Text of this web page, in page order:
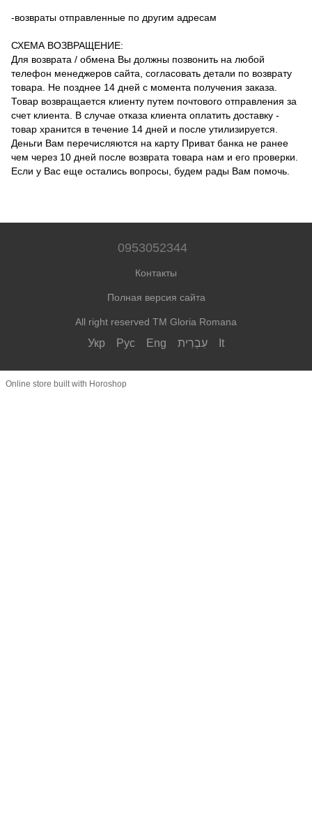
-возвраты отправленные по другим адресам
СХЕМА ВОЗВРАЩЕНИЕ:
Для возврата / обмена Вы должны позвонить на любой
телефон менеджеров сайта, согласовать детали по возврату
товара. Не позднее 14 дней с момента получения заказа.
Товар возвращается клиенту путем почтового отправления за
счет клиента. В случае отказа клиента оплатить доставку -
товар хранится в течение 14 дней и после утилизируется.
Деньги Вам перечисляются на карту Приват банка не ранее
чем через 10 дней после возврата товара нам и его проверки.
Если у Вас еще остались вопросы, будем рады Вам помочь.
0953052344
Контакты
Полная версия сайта
All right reserved TM Gloria Romana
Укр Рус Eng עִבְרִית It
Online store built with Horoshop